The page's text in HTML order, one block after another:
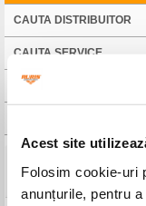
Acest site
Folosim cookie-uri
anunțurile, pentru
CAUTA DISTRIBUITOR
CAUTA SERVICE
FISA TEHNICA
Detalii tehnice